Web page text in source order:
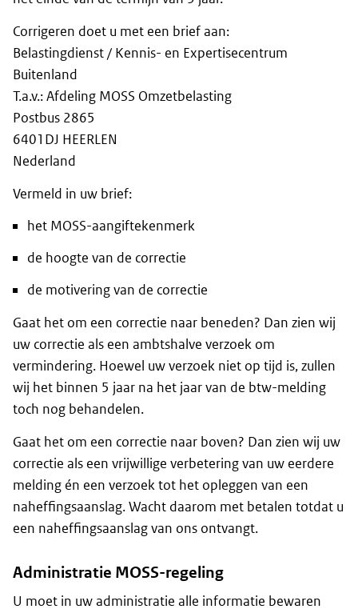
Corrigeren doet u met een brief aan:
Belastingdienst / Kennis- en Expertisecentrum
Buitenland
T.a.v.: Afdeling MOSS Omzetbelasting
Postbus 2865
6401DJ HEERLEN
Nederland
Vermeld in uw brief:
het MOSS-aangiftekenmerk
de hoogte van de correctie
de motivering van de correctie
Gaat het om een correctie naar beneden? Dan zien wij
uw correctie als een ambtshalve verzoek om
vermindering. Hoewel uw verzoek niet op tijd is, zullen
wij het binnen 5 jaar na het jaar van de btw-melding
toch nog behandelen.
Gaat het om een correctie naar boven? Dan zien wij uw
correctie als een vrijwillige verbetering van uw eerdere
melding én een verzoek tot het opleggen van een
naheffingsaanslag. Wacht daarom met betalen totdat u
een naheffingsaanslag van ons ontvangt.
Administratie MOSS-regeling
U moet in uw administratie alle informatie bewaren